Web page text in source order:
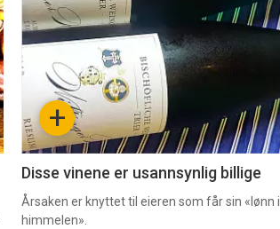
akkurat
nå
3 +
Disse vinene er usannsynlig billige
Årsaken er knyttet til eieren som får sin «lønn i
himmelen».